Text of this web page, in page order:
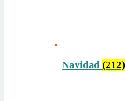
Navidad (212)